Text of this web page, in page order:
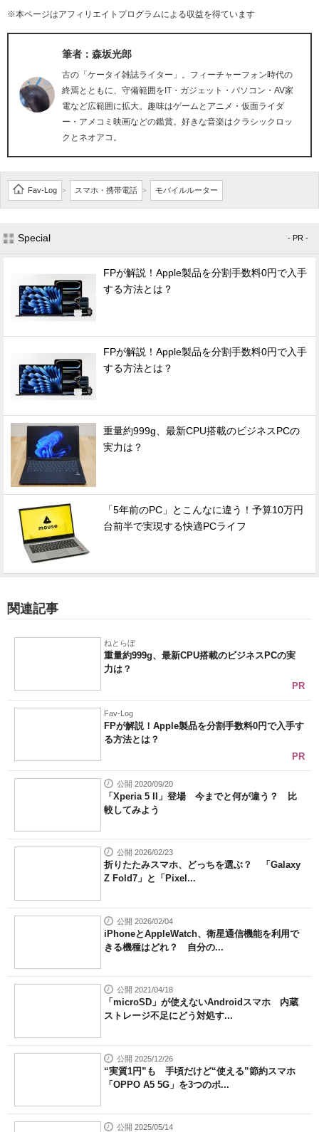
※本ページはアフィリエイトプログラムによる収益を得ています
筆者：森坂光郎
古の「ケータイ雑誌ライター」。フィーチャーフォン時代の
終焉とともに、守備範囲をIT・ガジェット・パソコン・AV家
電など広範囲に拡大。趣味はゲームとアニメ・仮面ライダ
ー・アメコミ映画などの鑑賞。好きな音楽はクラシックロッ
クとネオアコ。
Fav-Log > スマホ・携帯電話 > モバイルルーター
Special - PR -
FPが解説！Apple製品を分割手数料0円で入手
する方法とは？
FPが解説！Apple製品を分割手数料0円で入手
する方法とは？
重量約999g、最新CPU搭載のビジネスPCの
実力は？
「5年前のPC」とこんなに違う！予算10万円
台前半で実現する快適PCライフ
関連記事
ねとらぼ
重量約999g、最新CPU搭載のビジネスPCの実
力は？
PR
Fav-Log
FPが解説！Apple製品を分割手数料0円で入手す
る方法とは？
PR
公開 2020/09/20
「Xperia 5 II」登場 今までと何が違う？ 比
較してみよう
公開 2026/02/23
折りたたみスマホ、どっちを選ぶ？ 「Galaxy
Z Fold7」と「Pixel...
公開 2026/02/04
iPhoneとAppleWatch、衛星通信機能を利用で
きる機種はどれ？ 自分の...
公開 2021/04/18
「microSD」が使えないAndroidスマホ 内蔵
ストレージ不足にどう対処す...
公開 2025/12/26
“実質1円”も 手頃だけど“使える”節約スマホ
「OPPO A5 5G」を3つのポ...
公開 2025/05/14